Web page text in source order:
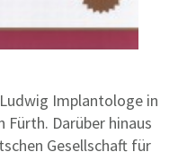
Implantologe in
Fürth. Darüber hinaus
Gesellschaft für